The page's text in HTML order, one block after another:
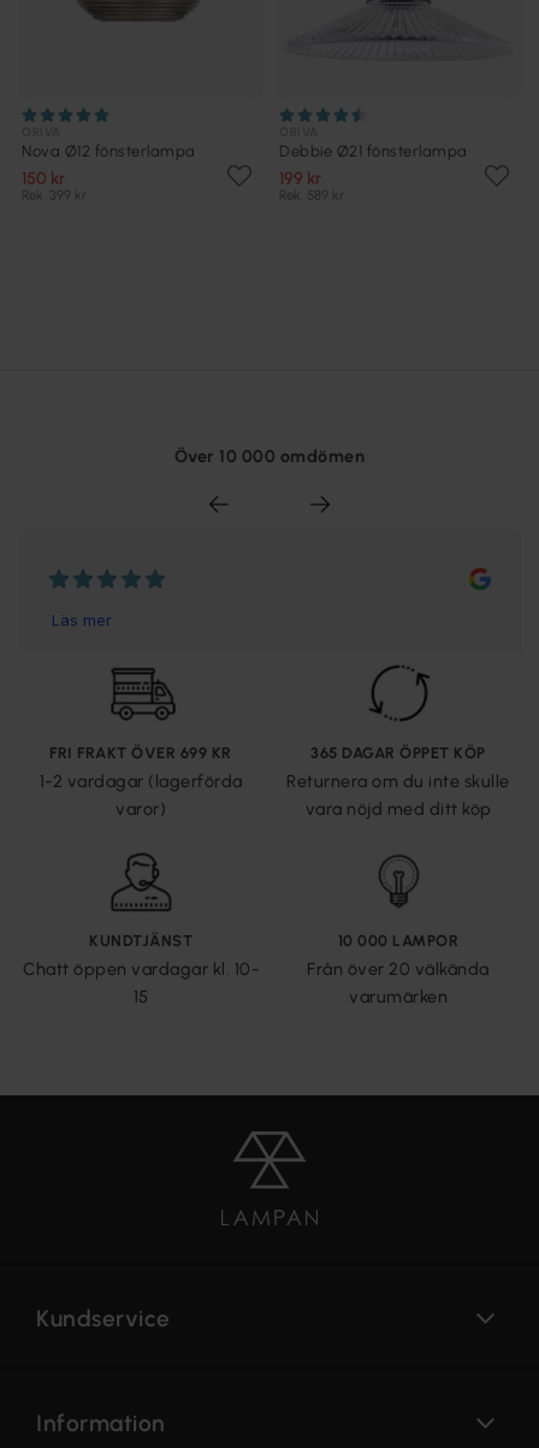
Nova Ø12 fönsterlampa
150 kr
Rek. 399 kr
Debbie Ø21 fönsterlampa
199 kr
Rek. 589 kr
Över 10 000 omdömen
FRI FRAKT ÖVER 699 KR
1-2 vardagar (lagerförda
varor)
365 DAGAR ÖPPET KÖP
Returnera om du inte skulle
vara nöjd med ditt köp
KUNDTJÄNST
Chatt öppen vardagar kl. 10-
15
10 000 LAMPOR
Från över 20 välkända
varumärken
Kundservice
Information